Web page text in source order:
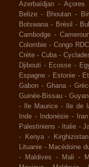
Azerbaïdjan - Açores
Belize - Bhoutan -
Botswana - Brésil -
Cambodge -
Colombie - Congo RDC
Crète - Cuba -
Djibouti - Ecosse -
Espagne - Estonie -
Gabon - Ghana -
Guinée-Bissau -
-
Ile Maurice - Ile de
Inde - Indonésie - Iran
Palestiniens - Italie -
-
Kenya - Kirghizistan
Lituanie - Macédoine
-
Maldives - Mali -